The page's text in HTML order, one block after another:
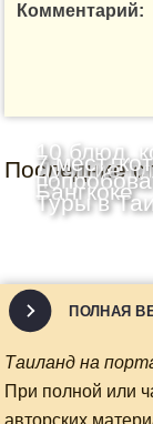
Комментарий:
Последние
Лучшие
10 блюд,
7 мест,
Бангкоке
Туры в
ПОЛНАЯ
Таиланд на
При полной или
авторских